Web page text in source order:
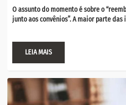
O assunto do momento é sobre o
junto aos convênios”. A maior parte das
LEIA MAIS